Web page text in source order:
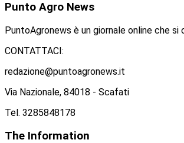
Punto Agro News
PuntoAgronews è un giornale online che
CONTATTACI:
redazione@puntoagronews.it
Via Nazionale, 84018 - Scafati
Tel. 3285848178
The Information